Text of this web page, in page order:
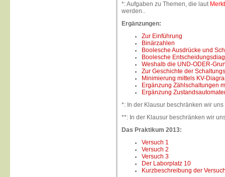
*: Aufgaben zu Themen, die laut
werden..
Ergänzungen:
Zur Einführung
Binärzahlen
Boolesche Ausdrücke und
Boolesche
Weshalb die UND-ODER-
Zur Geschichte der
Minimierung mittels KV-
Ergänzung Zählschaltungen
Ergänzung
*: In der Klausur beschränken wir uns
**: In der Klausur beschränken wir
Das Praktikum 2013:
Versuch 1
Versuch 2
Versuch 3
Der Laborplatz 10
Kurzbeschreibung der